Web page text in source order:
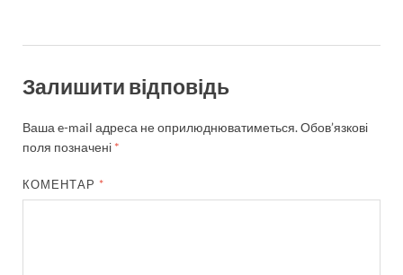
Залишити відповідь
Ваша e-mail адреса не оприлюднюватиметься.Обов’язкові
поля позначені *
КОМЕНТАР *